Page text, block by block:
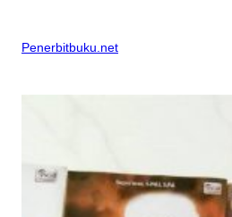
contentPenerbitbuku.net